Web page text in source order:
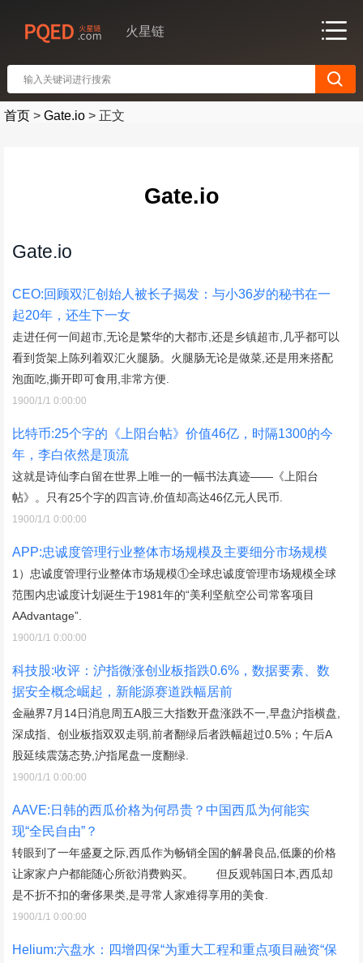
火星链
首页 > Gate.io > 正文
Gate.io
Gate.io
CEO:回顾双汇创始人被长子揭发：与小36岁的秘书在一
起20年，还生下一女
走进任何一间超市,无论是繁华的大都市,还是乡镇超市,几乎都可以
看到货架上陈列着双汇火腿肠。火腿肠无论是做菜,还是用来搭配
泡面吃,撕开即可食用,非常方便.
1900/1/1 0:00:00
比特币:25个字的《上阳台帖》价值46亿，时隔1300的今
年，李白依然是顶流
这就是诗仙李白留在世界上唯一的一幅书法真迹——《上阳台
帖》。只有25个字的四言诗,价值却高达46亿元人民币.
1900/1/1 0:00:00
APP:忠诚度管理行业整体市场规模及主要细分市场规模
1）忠诚度管理行业整体市场规模①全球忠诚度管理市场规模全球
范围内忠诚度计划诞生于1981年的“美利坚航空公司常客项目
AAdvantage”.
1900/1/1 0:00:00
科技股:收评：沪指微涨创业板指跌0.6%，数据要素、数
据安全概念崛起，新能源赛道跌幅居前
金融界7月14日消息周五A股三大指数开盘涨跌不一,早盘沪指横盘,
深成指、创业板指双双走弱,前者翻绿后者跌幅超过0.5%；午后A
股延续震荡态势,沪指尾盘一度翻绿.
1900/1/1 0:00:00
AAVE:日韩的西瓜价格为何昂贵？中国西瓜为何能实
现“全民自由”？
转眼到了一年盛夏之际,西瓜作为畅销全国的解暑良品,低廉的价格
让家家户户都能随心所欲消费购买。 但反观韩国日本,西瓜却
是不折不扣的奢侈果类,是寻常人家难得享用的美食.
1900/1/1 0:00:00
Helium:六盘水：四增四保“为重大工程和重点项目融资“保